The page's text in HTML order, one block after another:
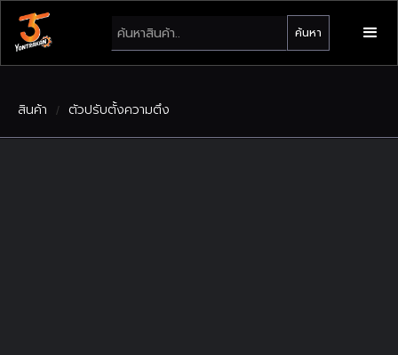
สินค้า / ตัวปรับตั้งความตึง